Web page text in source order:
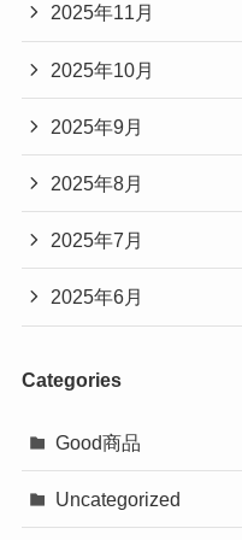
2025年11月
2025年10月
2025年9月
2025年8月
2025年7月
2025年6月
Categories
Good商品
Uncategorized